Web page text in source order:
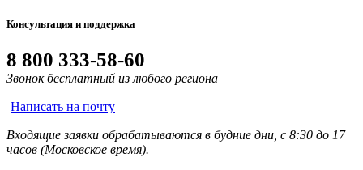
Консультация и поддержка
8 800 333-58-60
Звонок бесплатный из любого региона
Написать на почту
Входящие заявки обрабатываются в будние дни, с 8:30 до 17
часов (Московское время).